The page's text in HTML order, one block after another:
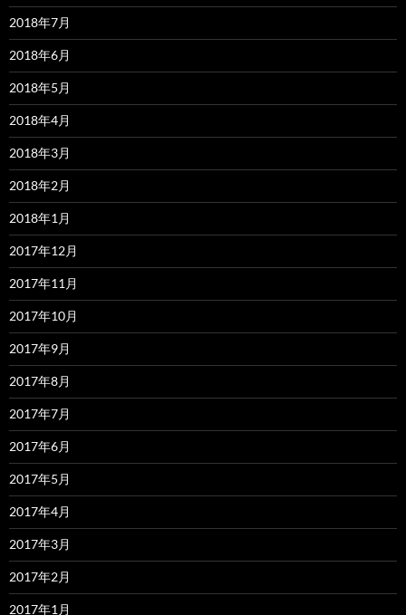
2018年7月
2018年6月
2018年5月
2018年4月
2018年3月
2018年2月
2018年1月
2017年12月
2017年11月
2017年10月
2017年9月
2017年8月
2017年7月
2017年6月
2017年5月
2017年4月
2017年3月
2017年2月
2017年1月